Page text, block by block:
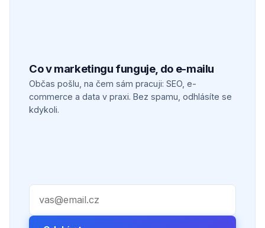
Co v marketingu funguje, do e-mailu
Občas pošlu, na čem sám pracuji: SEO, e-
commerce a data v praxi. Bez spamu, odhlásíte se
kdykoli.
Váš e-mail